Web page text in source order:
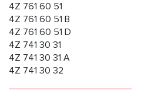
4Z 761 60 51
4Z 761 60 51 B
4Z 761 60 51 D
4Z 741 30 31
4Z 741 30 31 A
4Z 741 30 32